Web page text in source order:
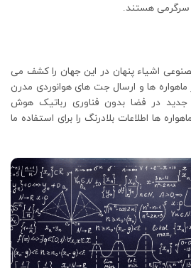
هستند.
اشیاء پنهان در این جهان را کشف می
ها و ارسال جت های هوانوردی مدرن
در فضا بدون فناوری رباتیک هوش
ها اطلاعات بلادرنگ را برای استفاده ما